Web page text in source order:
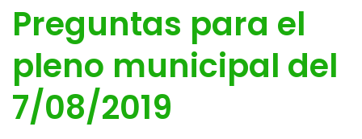
Preguntas para el
pleno municipal del
7/08/2019